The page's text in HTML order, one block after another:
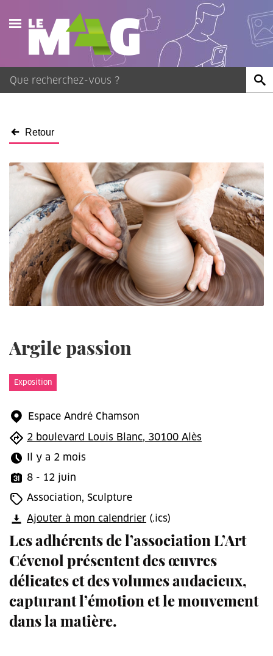
Actualités
Agenda
Contact
Retour
Argile passion
Exposition
Espace André Chamson
2 boulevard Louis Blanc, 30100 Alès
Il y a 2 mois
8 - 12 juin
Association, Sculpture
Ajouter à mon calendrier (.ics)
Les adhérents de l’association L’Art
Cévenol présentent des œuvres
délicates et des volumes audacieux,
capturant l’émotion et le mouvement
dans la matière.